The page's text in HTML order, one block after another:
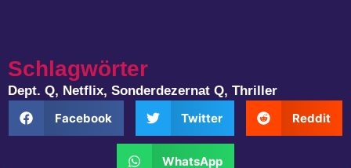
Schlagwörter
Dept. Q, Netflix, Sonderdezernat Q, Thriller
Facebook
Twitter Reddit
WhatsApp